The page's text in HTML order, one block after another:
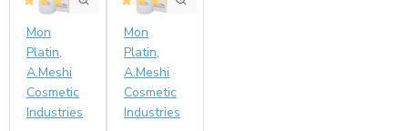
Mon
Platin,
A.Meshi
Cosmetic
Industries
Mon
Platin,
A.Meshi
Cosmetic
Industries